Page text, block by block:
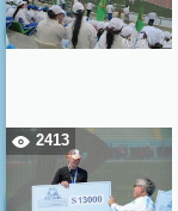
2413